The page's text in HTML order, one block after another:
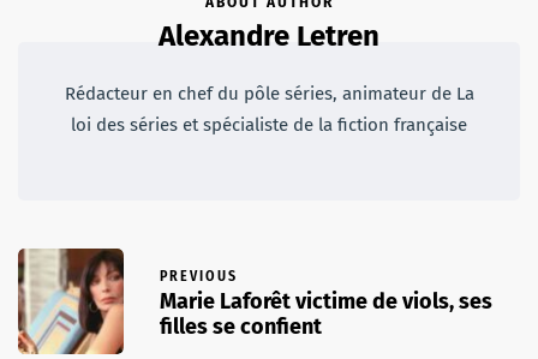
Alexandre Letren
Rédacteur en chef du pôle séries, animateur de La
loi des séries et spécialiste de la fiction française
PREVIOUS
Marie Laforêt victime de viols, ses
filles se confient